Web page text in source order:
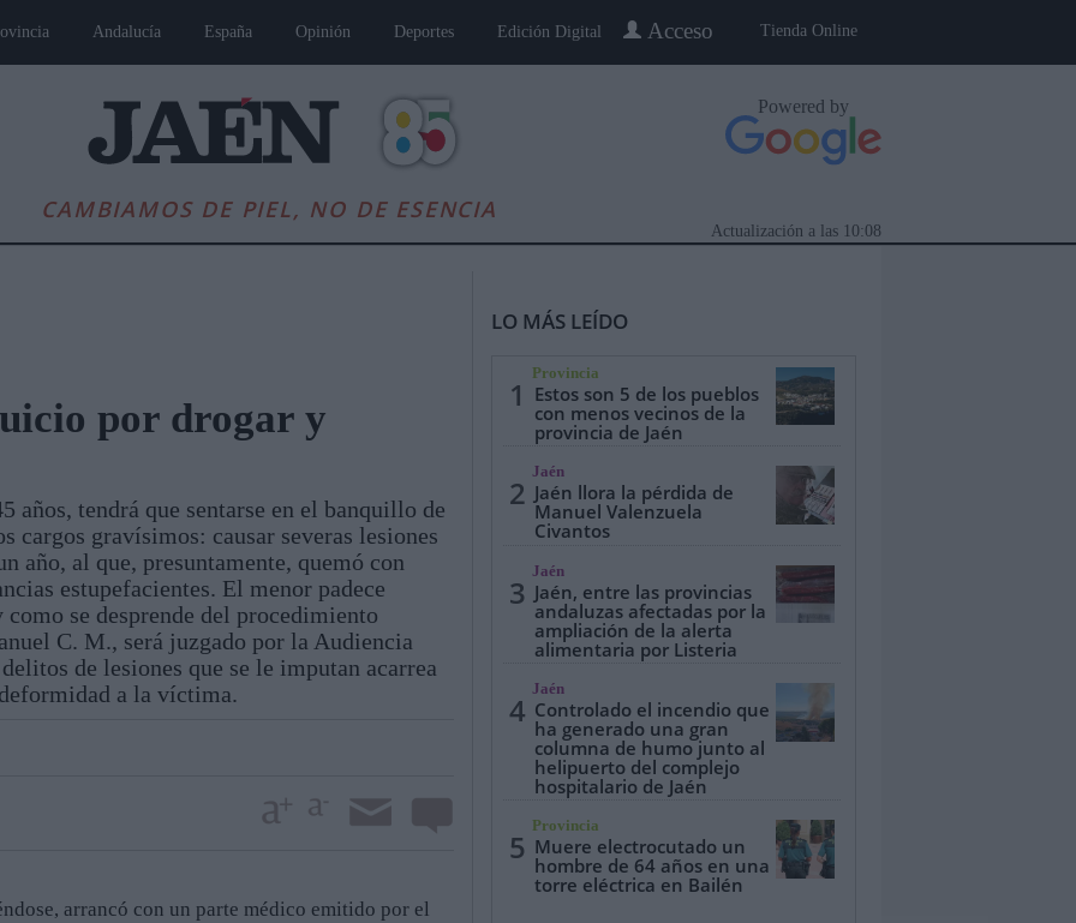
Tienda Online
Acceso
Andalucía España Opinión Deportes Edición Digital
CAMBIAMOS DE PIEL, NO DE ESENCIA
Powered by
10:08
Actualización a las
Jaén, Pueblo a Pueblo Especiales
por drogar y
años, tendrá que sentarse en el banquillo de
cargos gravísimos: causar severas lesiones
año, al que, presuntamente, quemó con
estupefacientes. El menor padece
se desprende del procedimiento
C. M., será juzgado por la Audiencia
de lesiones que se le imputan acarrea
a la víctima.
arrancó con un parte médico emitido por el
LO MÁS LEÍDO
1
Provincia
Estos son 5 de los pueblos
con menos vecinos de la
provincia de Jaén
2
Jaén
Jaén llora la pérdida de
Manuel Valenzuela
Civantos
3
Jaén
Jaén, entre las provincias
andaluzas afectadas por la
ampliación de la alerta
alimentaria por Listeria
4
Jaén
Controlado el incendio que
ha generado una gran
columna de humo junto al
helipuerto del complejo
hospitalario de Jaén
5
Provincia
Muere electrocutado un
hombre de 64 años en una
torre eléctrica en Bailén